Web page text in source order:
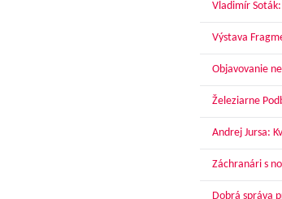
Vladimír
Výstava
Objavovanie
Železiarne
Andrej Jursa:
Záchranári s
Dobrá správa